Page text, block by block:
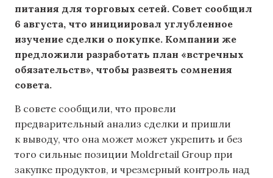
питания для торговых сетей. Совет сообщил
6 августа, что инициировал углубленное
изучение сделки о покупке. Компании же
предложили разработать план «встречных
обязательств», чтобы развеять сомнения
совета.
В совете сообщили, что провели
предварительный анализ сделки и пришли
к выводу, что она может может укрепить и без
того сильные позиции Moldretail Group при
закупке продуктов, и чрезмерный контроль над